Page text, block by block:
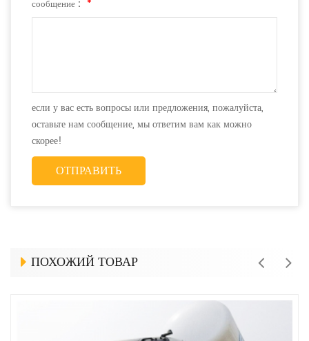
сообщение : *
если у вас есть вопросы или предложения, пожалуйста,
оставьте нам сообщение, мы ответим вам как можно
скорее!
ПОХОЖИЙ ТОВАР